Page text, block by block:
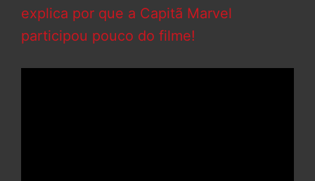
explica por que a Capitã Marvel
participou pouco do filme!